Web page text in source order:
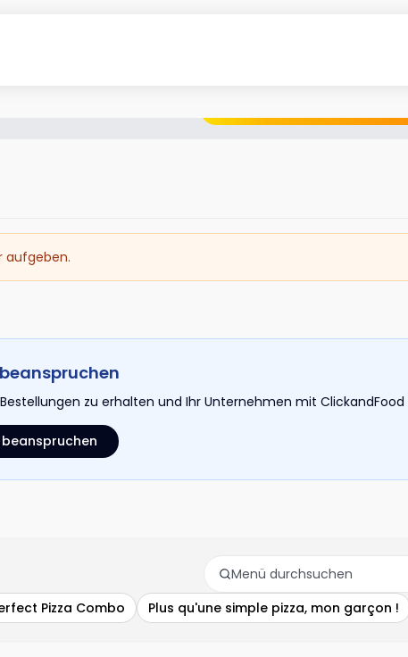
aufgeben.
zu erhalten und Ihr Unternehmen mit
Pizza Combo Plus qu'une simple pizza, mon garçon !